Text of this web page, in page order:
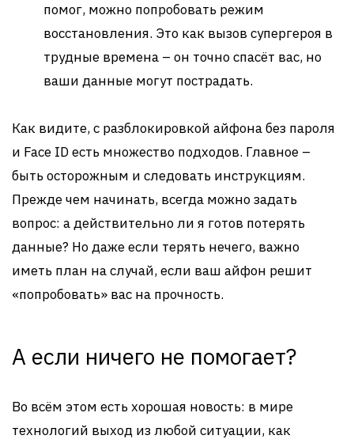
помог, можно попробовать режим
восстановления. Это как вызов супергероя в
трудные времена – он точно спасёт вас, но
ваши данные могут пострадать.
Как видите, с разблокировкой айфона без пароля
и Face ID есть множество подходов. Главное –
быть осторожным и следовать инструкциям.
Прежде чем начинать, всегда можно задать
вопрос: а действительно ли я готов потерять
данные? Но даже если терять нечего, важно
иметь план на случай, если ваш айфон решит
«попробовать» вас на прочность.
А если ничего не помогает?
Во всём этом есть хорошая новость: в мире
технологий выход из любой ситуации, как